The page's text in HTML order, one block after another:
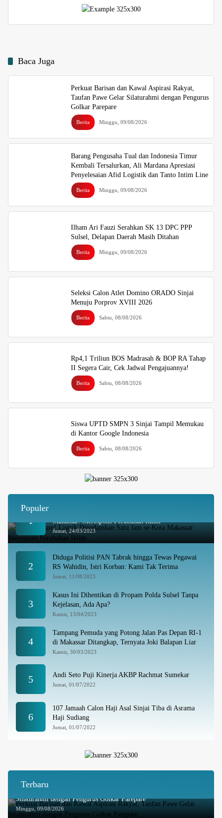
Baca Juga
Perkuat Barisan dan Kawal Aspirasi Rakyat,
Taufan Pawe Gelar Silaturahmi dengan Pengurus
Golkar Parepare
Berita Minggu, 09/08/2026
Barang Pengusaha Tual dan Indonesia Timur
Kembali Tersalurkan, Ali Mardana Apresiasi
Penyelesaian Afid Logistik dan Tanto Intim Line
Berita Minggu, 09/08/2026
Ilham Ari Fauzi Serahkan SK 13 DPC PPP
Sulsel, Delapan Daerah Masih Ditahan
Berita Minggu, 09/08/2026
Seleksi Calon Atlet Domino ORADO Sinjai
Menuju Porprov XVIII 2026
Berita Sabtu, 08/08/2026
Rp4,1 Triliun BOS Madrasah & BOP RA Tahap
II Segera Cair, Cek Jadwal Pengajuannya!
Berita Sabtu, 08/08/2026
Siswa UPTD SMPN 3 Sinjai Tampil Memukau
di Kantor Google Indonesia
Berita Sabtu, 08/08/2026
Populer
1
Makassar: Merespons Perubahan Iklim
Jumat, 24/03/2023
2
Diduga Politisi PAN Tabrak hingga Tewas Pegawai
RS Wahidin, Istri Korban: Kami Tak Terima
Jumat, 11/08/2023
3
Kasus Ini Dihentikan di Propam Polda Sulsel Tanpa
Kejelasan, Ada Apa?
Kamis, 13/04/2023
4
Tampang Pemuda yang Potong Jalan Pas Depan RI-1
di Makassar Ditangkap, Ternyata Joki Balapan Liar
Kamis, 30/03/2023
5 Andi Seto Puji Kinerja AKBP Rachmat Sumekar
Jumat, 01/07/2022
6
107 Jamaah Calon Haji Asal Sinjai Tiba di Asrama
Haji Sudiang
Jumat, 01/07/2022
Terbaru
Perkuat Barisan dan Kawal Aspirasi Rakyat, Taufan Pawe Gelar
Silaturahmi dengan Pengurus Golkar Parepare
Minggu, 09/08/2026